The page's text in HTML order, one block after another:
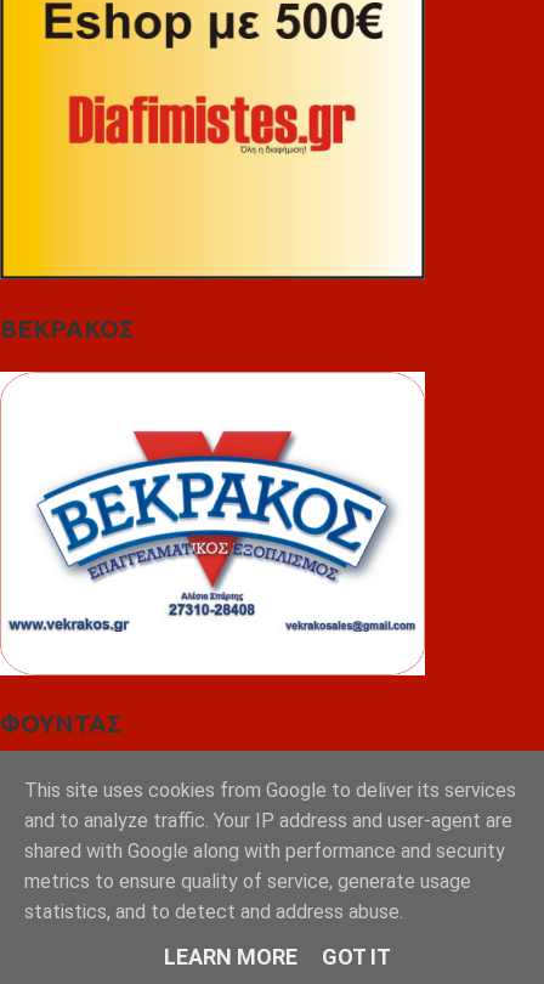
ΒΕΚΡΑΚΟΣ
ΦΟΥΝΤΑΣ
This site uses cookies from Google to deliver its services
and to analyze traffic. Your IP address and user-agent are
shared with Google along with performance and security
metrics to ensure quality of service, generate usage
statistics, and to detect and address abuse.
LEARN MORE GOT IT